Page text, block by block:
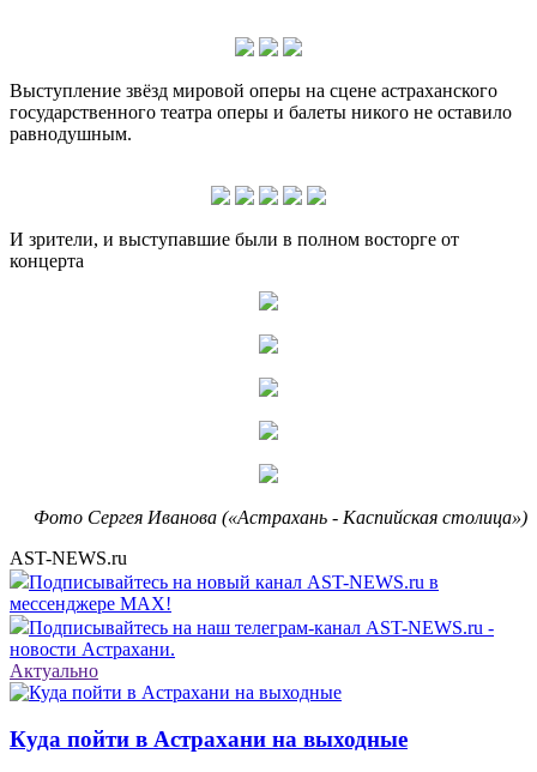
Выступление звёзд мировой оперы на сцене астраханского
государственного театра оперы и балеты никого не оставило
равнодушным.
И зрители, и выступавшие были в полном восторге от
концерта
Фото Сергея Иванова («Астрахань - Каспийская столица»)
AST-NEWS.ru
Подписывайтесь на новый канал AST-NEWS.ru в
мессенджере MAX!
Подписывайтесь на наш телеграм-канал AST-NEWS.ru -
новости Астрахани.
Актуально
Куда пойти в Астрахани на выходные